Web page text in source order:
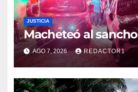
JUSTICIA
Macheteó al sancho
AGO 7, 2026 REDACTOR1